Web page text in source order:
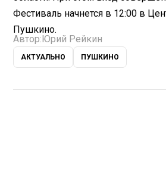
Фестиваль начнется в 12:00 в
Пушкино.
Автор: Юрий Рейкин
АКТУАЛЬНО ПУШКИНО